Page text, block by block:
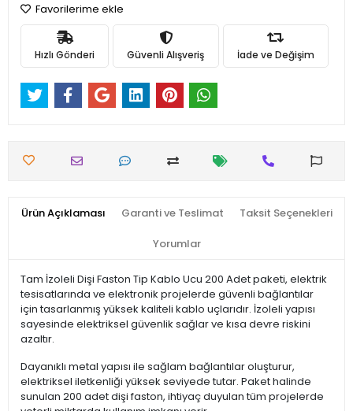
Favorilerime ekle
Hızlı Gönderi Güvenli Alışveriş İade ve Değişim
Ürün Açıklaması Garanti ve Teslimat Taksit Seçenekleri
Yorumlar
Tam İzoleli Dişi Faston Tip Kablo Ucu 200 Adet paketi, elektrik
tesisatlarında ve elektronik projelerde güvenli bağlantılar
için tasarlanmış yüksek kaliteli kablo uçlarıdır. İzoleli yapısı
sayesinde elektriksel güvenlik sağlar ve kısa devre riskini
azaltır.
Dayanıklı metal yapısı ile sağlam bağlantılar oluşturur,
elektriksel iletkenliği yüksek seviyede tutar. Paket halinde
sunulan 200 adet dişi faston, ihtiyaç duyulan tüm projelerde